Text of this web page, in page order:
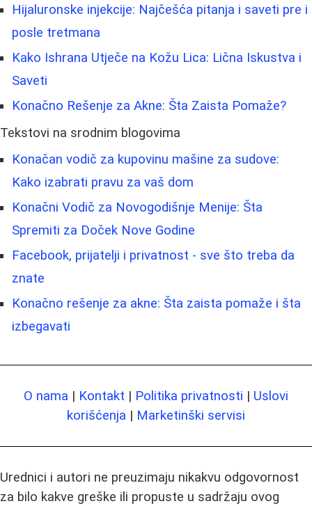
Hijaluronske injekcije: Najčešća pitanja i saveti pre i
posle tretmana
Kako Ishrana Utječe na Kožu Lica: Lična Iskustva i
Saveti
Konačno Rešenje za Akne: Šta Zaista Pomaže?
Tekstovi na srodnim blogovima
Konačan vodič za kupovinu mašine za sudove:
Kako izabrati pravu za vaš dom
Konačni Vodič za Novogodišnje Menije: Šta
Spremiti za Doček Nove Godine
Facebook, prijatelji i privatnost - sve što treba da
znate
Konačno rešenje za akne: Šta zaista pomaže i šta
izbegavati
O nama | Kontakt | Politika privatnosti | Uslovi
korišćenja | Marketinški servisi
Urednici i autori ne preuzimaju nikakvu odgovornost
za bilo kakve greške ili propuste u sadržaju ovog